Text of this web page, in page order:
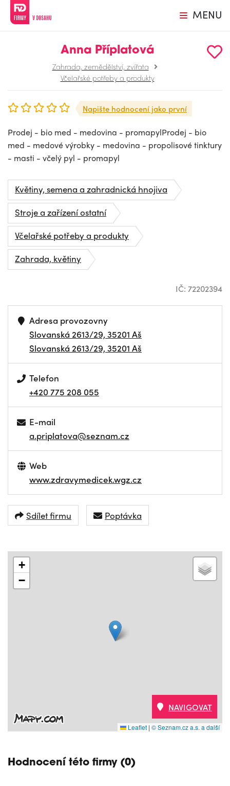
MENU
Anna Příplatová
Zahrada, zemědělství, zvířata
Včelařské potřeby a produkty
Napište hodnocení jako první
Prodej - bio med - medovina - promapylProdej - bio
med - medové výrobky - medovina - propolisové tinktury
- masti - včelý pyl - promapyl
Květiny, semena a zahradnická hnojiva
Stroje a zařízení ostatní
Včelařské potřeby a produkty
Zahrada, květiny
IČ: 72202394
Adresa provozovny
Slovanská 2613/29, 35201 Aš
Slovanská 2613/29, 35201 Aš
Telefon
+420 775 208 055
E-mail
a.priplatova@seznam.cz
Web
www.zdravymedicek.wgz.cz
Sdílet firmu Poptávka
+
−
Leaflet | © Seznam.cz a.s. a další
NAVIGOVAT
Hodnocení této firmy (0)